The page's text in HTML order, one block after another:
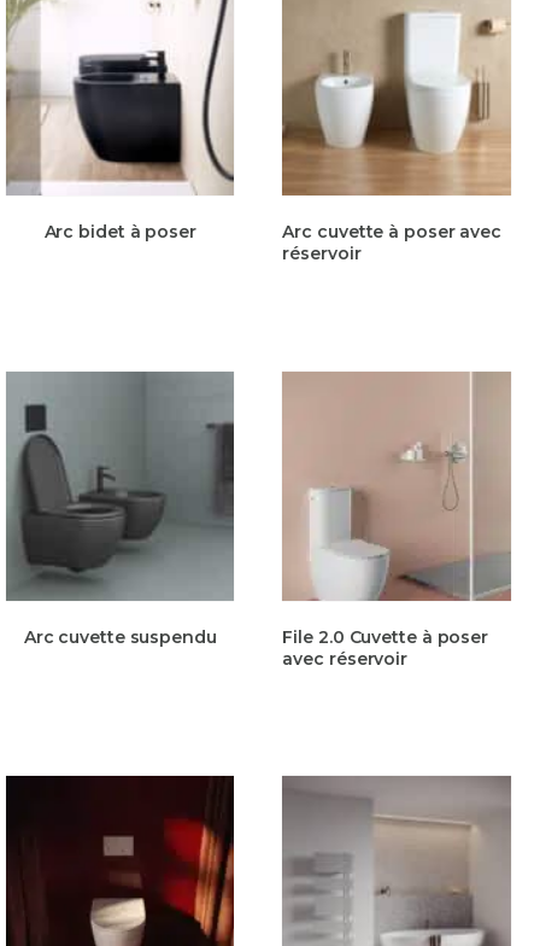
Arc bidet à poser
Arc cuvette à poser avec
réservoir
Arc cuvette suspendu
File 2.0 Cuvette à poser
avec réservoir